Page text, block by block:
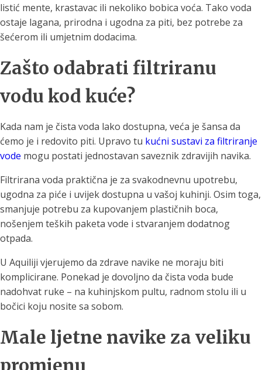
listić mente, krastavac ili nekoliko bobica voća. Tako voda
ostaje lagana, prirodna i ugodna za piti, bez potrebe za
šećerom ili umjetnim dodacima.
Zašto odabrati filtriranu
vodu kod kuće?
Kada nam je čista voda lako dostupna, veća je šansa da
ćemo je i redovito piti. Upravo tu kućni sustavi za filtriranje
vode mogu postati jednostavan saveznik zdravijih navika.
Filtrirana voda praktična je za svakodnevnu upotrebu,
ugodna za piće i uvijek dostupna u vašoj kuhinji. Osim toga,
smanjuje potrebu za kupovanjem plastičnih boca,
nošenjem teških paketa vode i stvaranjem dodatnog
otpada.
U Aquiliji vjerujemo da zdrave navike ne moraju biti
komplicirane. Ponekad je dovoljno da čista voda bude
nadohvat ruke – na kuhinjskom pultu, radnom stolu ili u
bočici koju nosite sa sobom.
Male ljetne navike za veliku
promjenu